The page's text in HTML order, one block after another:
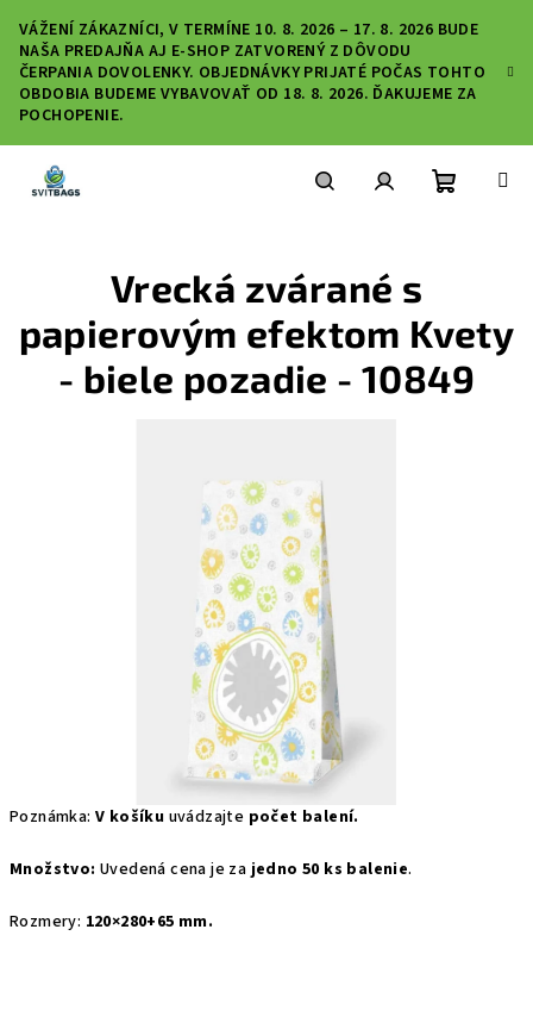
obsah
VÁŽENÍ ZÁKAZNÍCI, V TERMÍNE 10. 8. 2026 – 17. 8. 2026 BUDE
NAŠA PREDAJŇA AJ E-SHOP ZATVORENÝ Z DÔVODU
ČERPANIA DOVOLENKY. OBJEDNÁVKY PRIJATÉ POČAS TOHTO
OBDOBIA BUDEME VYBAVOVAŤ OD 18. 8. 2026. ĎAKUJEME ZA
POCHOPENIE.
Poznámka: V košíku uvádzajte počet balení.
Množstvo: Uvedená cena je zajedno 50 ks balenie.
Rozmery: 120×280+65 mm.
Vrecká zvárané s
papierovým efektom Kvety
- biele pozadie - 10849